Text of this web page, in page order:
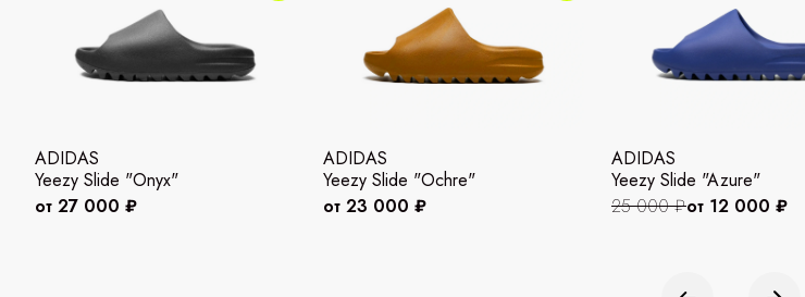
ADIDAS
Yeezy Slide "Onyx"
от 27 000 ₽
ADIDAS
Yeezy Slide "Ochre"
от 23 000 ₽
ADIDAS
Yeezy Slide "Azure"
25 000 ₽от 12 000 ₽